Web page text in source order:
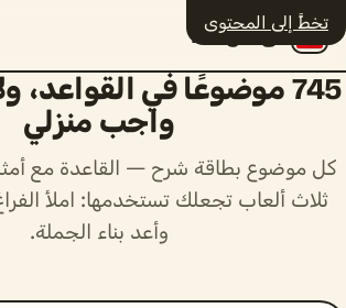
تخطَّ إلى المحتوى
Polyingo
745 موضوعًا في القواعد،
واجب منزلي
كل موضوع بطاقة شرح — القاعدة مع
ثلاث ألعاب تجعلك تستخدمها: املأ
وأعد بناء الجملة.